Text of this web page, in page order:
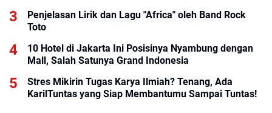
Penjelasan Lirik dan Lagu "Africa" oleh Band Rock
Toto
10 Hotel di Jakarta Ini Posisinya Nyambung dengan
Mall, Salah Satunya Grand Indonesia
Stres Mikirin Tugas Karya Ilmiah? Tenang, Ada
KarilTuntas yang Siap Membantumu Sampai Tuntas!